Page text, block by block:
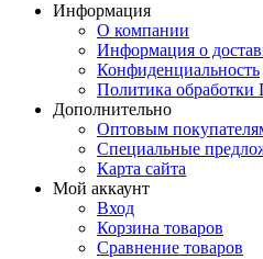
Информация
О компании
Информация о
Конфиденциальность
Политика
Дополнительно
Оптовым
Специальные
Карта сайта
Мой аккаунт
Вход
Корзина товаров
Сравнение товаров